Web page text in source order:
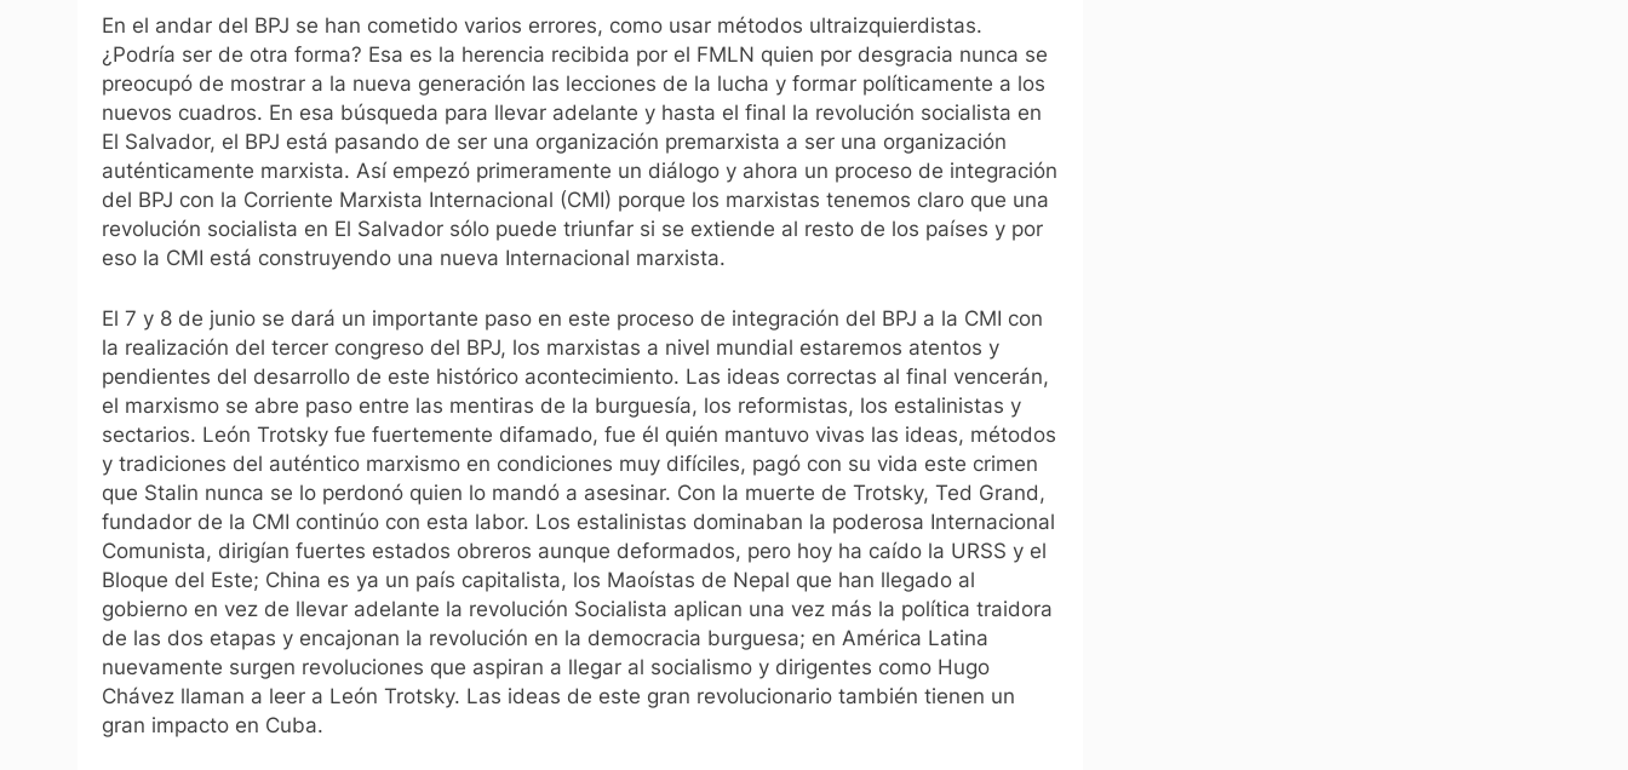
En el andar del BPJ se han cometido varios errores, como usar métodos ultraizquierdistas.
¿Podría ser de otra forma? Esa es la herencia recibida por el FMLN quien por desgracia nunca se
preocupó de mostrar a la nueva generación las lecciones de la lucha y formar políticamente a los
nuevos cuadros. En esa búsqueda para llevar adelante y hasta el final la revolución socialista en
El Salvador, el BPJ está pasando de ser una organización premarxista a ser una organización
auténticamente marxista. Así empezó primeramente un diálogo y ahora un proceso de integración
del BPJ con la Corriente Marxista Internacional (CMI) porque los marxistas tenemos claro que una
revolución socialista en El Salvador sólo puede triunfar si se extiende al resto de los países y por
eso la CMI está construyendo una nueva Internacional marxista.
El 7 y 8 de junio se dará un importante paso en este proceso de integración del BPJ a la CMI con
la realización del tercer congreso del BPJ, los marxistas a nivel mundial estaremos atentos y
pendientes del desarrollo de este histórico acontecimiento. Las ideas correctas al final vencerán,
el marxismo se abre paso entre las mentiras de la burguesía, los reformistas, los estalinistas y
sectarios. León Trotsky fue fuertemente difamado, fue él quién mantuvo vivas las ideas, métodos
y tradiciones del auténtico marxismo en condiciones muy difíciles, pagó con su vida este crimen
que Stalin nunca se lo perdonó quien lo mandó a asesinar. Con la muerte de Trotsky, Ted Grand,
fundador de la CMI continúo con esta labor. Los estalinistas dominaban la poderosa Internacional
Comunista, dirigían fuertes estados obreros aunque deformados, pero hoy ha caído la URSS y el
Bloque del Este; China es ya un país capitalista, los Maoístas de Nepal que han llegado al
gobierno en vez de llevar adelante la revolución Socialista aplican una vez más la política traidora
de las dos etapas y encajonan la revolución en la democracia burguesa; en América Latina
nuevamente surgen revoluciones que aspiran a llegar al socialismo y dirigentes como Hugo
Chávez llaman a leer a León Trotsky. Las ideas de este gran revolucionario también tienen un
gran impacto en Cuba.